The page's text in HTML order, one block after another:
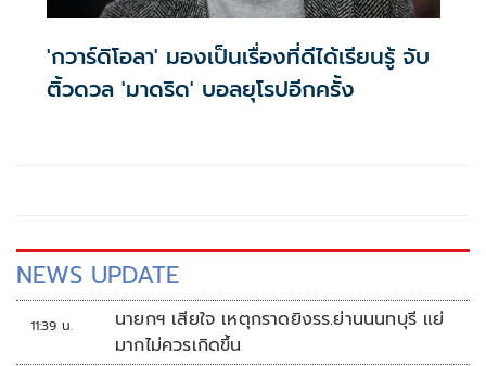
'กวาร์ดิโอลา' มองเป็นเรื่องที่ดีได้เรียนรู้ จับ
ติ้วดวล 'มาดริด' บอลยุโรปอีกครั้ง
NEWS UPDATE
11:39 น.
นายกฯ เสียใจ เหตุกราดยิงรร.ย่านนนทบุรี แย่
มากไม่ควรเกิดขึ้น